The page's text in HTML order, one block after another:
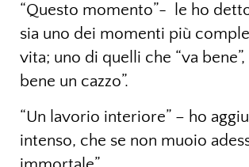
“Questo momento”- le ho
sia uno dei momenti più
vita; uno di quelli che “va
bene un cazzo”.
“Un lavorio interiore” – ho
intenso, che se non muoio